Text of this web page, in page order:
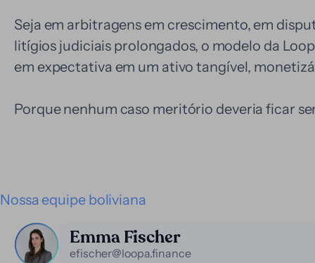
Seja em arbitragens em crescimento, em
litígios judiciais prolongados, o modelo da
em expectativa em um ativo tangível,
Porque nenhum caso meritório deveria ficar
Nossa equipe boliviana
Emma Fischer
efischer@loopa.finance